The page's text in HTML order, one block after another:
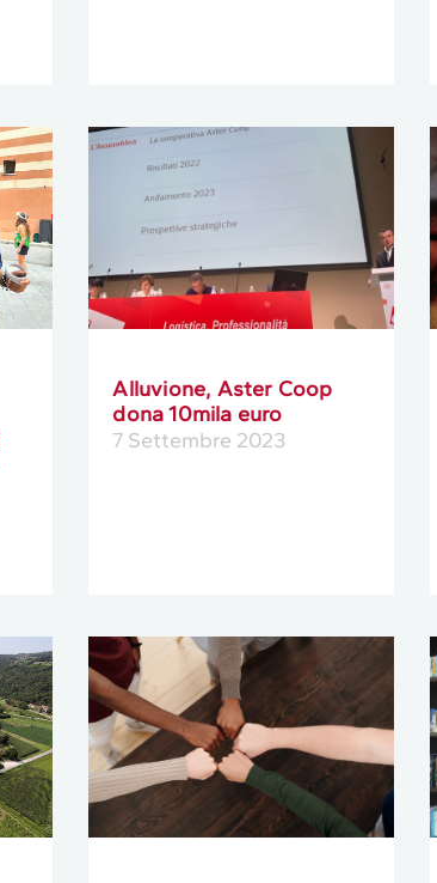
Alluvione, Aster Coop
dona 10mila euro
7 Settembre 2023